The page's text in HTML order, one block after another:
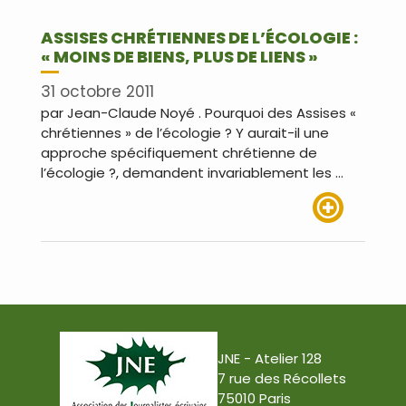
ASSISES CHRÉTIENNES DE L’ÉCOLOGIE :
« MOINS DE BIENS, PLUS DE LIENS »
31 octobre 2011
par Jean-Claude Noyé . Pourquoi des Assises «
chrétiennes » de l’écologie ? Y aurait-il une
approche spécifiquement chrétienne de
l’écologie ?, demandent invariablement les …
JNE - Atelier 128
7 rue des Récollets
75010 Paris